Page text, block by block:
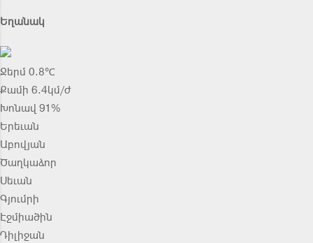
Եղանակ
Ջերմ 0.8℃
Քամի 6.4կմ/ժ
Խոնավ 91%
Երեւան
Աբովյան
Ծաղկաձոր
Սեւան
Գյումրի
Էջմիածին
Դիլիջան